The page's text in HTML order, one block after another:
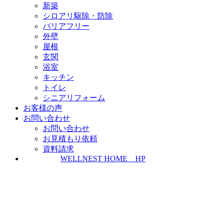
新築
シロアリ駆除・防除
バリアフリー
外壁
屋根
玄関
浴室
キッチン
トイレ
シニアリフォーム
お客様の声
お問い合わせ
お問い合わせ
お見積もり依頼
資料請求
WELLNEST HOME HP